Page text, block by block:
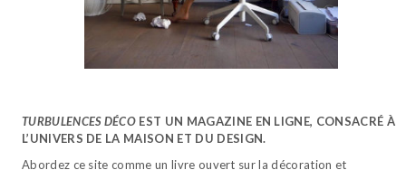
TURBULENCES DÉCO EST UN MAGAZINE EN LIGNE, CONSACRÉ À
L’UNIVERS DE LA MAISON ET DU DESIGN.
Abordez ce site comme un livre ouvert sur la décoration et